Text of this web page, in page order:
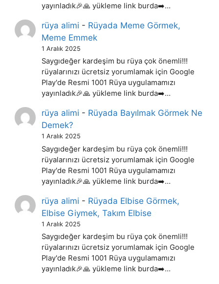
yayınladık🎉🙏 yükleme link burda➡️…
rüya alimi - Rüyada Meme Görmek,
Meme Emmek
1 Aralık 2025
Saygıdeğer kardeşim bu rüya çok önemli!!!
rüyalarınızı ücretsiz yorumlamak için Google
Play'de Resmi 1001 Rüya uygulamamızı
yayınladık🎉🙏 yükleme link burda➡️…
rüya alimi - Rüyada Bayılmak Görmek Ne
Demek?
1 Aralık 2025
Saygıdeğer kardeşim bu rüya çok önemli!!!
rüyalarınızı ücretsiz yorumlamak için Google
Play'de Resmi 1001 Rüya uygulamamızı
yayınladık🎉🙏 yükleme link burda➡️…
rüya alimi - Rüyada Elbise Görmek,
Elbise Giymek, Takım Elbise
1 Aralık 2025
Saygıdeğer kardeşim bu rüya çok önemli!!!
rüyalarınızı ücretsiz yorumlamak için Google
Play'de Resmi 1001 Rüya uygulamamızı
yayınladık🎉🙏 yükleme link burda➡️…